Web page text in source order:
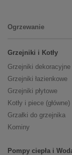
Ogrzewanie
Grzejniki i Kotły
Grzejniki dekoracyjne
Grzejniki łazienkowe
Grzejniki płytowe
Kotły i piece (główne)
Grzałki do grzejnika
Kominy
Pompy ciepła i